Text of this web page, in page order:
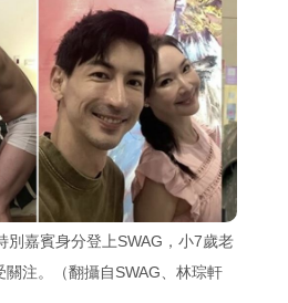
別嘉賓身分登上SWAG，小7歲老
注。（翻攝自SWAG、林琮軒